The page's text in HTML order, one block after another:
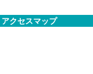
アクセスマップ